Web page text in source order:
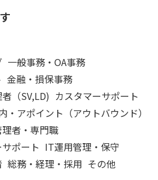
一般事務・OA事務
金融・損保事務
（SV,LD) カスタマーサポート
・アポイント（アウトバウンド）
者・専門職
ポート IT運用管理・保守
総務・経理・採用 その他